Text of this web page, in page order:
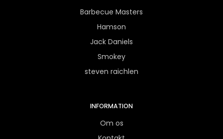
Barbecue Masters
Hamson
Jack Daniels
Smokey
steven raichlen
INFORMATION
Om os